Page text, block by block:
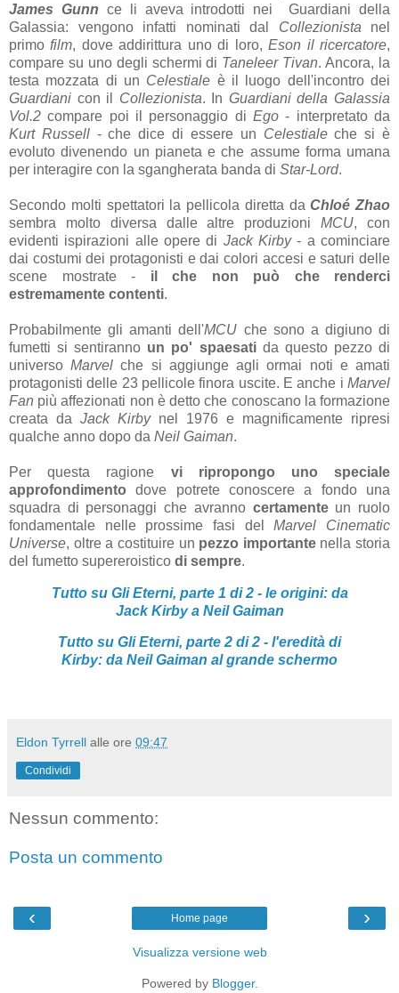
James Gunn ce li aveva introdotti nei Guardiani della
Galassia: vengono infatti nominati dal Collezionista nel
primofilm, dove addirittura uno di loro,Eson il ricercatore,
compare su uno degli schermi di Taneleer Tivan. Ancora, la
testa mozzata di un Celestiale è il luogo dell'incontro dei
Guardiani con il Collezionista. In Guardiani della Galassia
Vol.2 compare poi il personaggio di Ego - interpretato da
Kurt Russell - che dice di essere un Celestialeche si è
evoluto divenendo un pianeta e che assume forma umana
per interagire con la sgangherata banda di Star-Lord.
Secondo molti spettatori la pellicola diretta daChloé Zhao
sembra molto diversa dalle altre produzioniMCU, con
evidenti ispirazioni alle opere di Jack Kirby- a cominciare
dai costumi dei protagonisti e dai colori accesi e saturi delle
scene mostrate - il che non può che renderci
estremamente contenti.
Probabilmente gli amanti dell'MCU che sono a digiuno di
fumetti si sentiranno un po' spaesati da questo pezzo di
universoMarvelche si aggiunge agli ormai noti e amati
protagonisti delle 23 pellicole finora uscite. E anche i Marvel
Fan più affezionati non è detto che conoscano la formazione
creata da Jack Kirby nel 1976 e magnificamente ripresi
qualche anno dopo da Neil Gaiman.
Per questa ragione vi ripropongo uno speciale
approfondimentodove potrete conoscere a fondo una
squadra di personaggi che avranno certamenteun ruolo
fondamentale nelle prossime fasi delMarvel Cinematic
Universe, oltre a costituire un pezzo importante nella storia
del fumetto supereroistico di sempre.
Tutto su Gli Eterni, parte 1 di 2 - le origini: da
Jack Kirby a Neil Gaiman
Tutto su Gli Eterni, parte 2 di 2 - l'eredità di
Kirby: da Neil Gaiman al grande schermo
Eldon Tyrrell alle ore 09:47
Condividi
Nessun commento:
Posta un commento
‹ ›
Home page
Visualizza versione web
Powered by Blogger.